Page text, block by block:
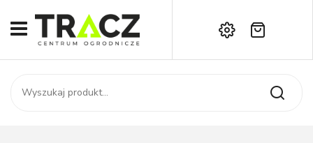
START
SKLEP
Brak produktów w koszyku.